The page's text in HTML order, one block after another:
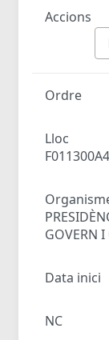
Accions
Ordre
Lloc
F011300A4
GOVERN
Data inici
NC